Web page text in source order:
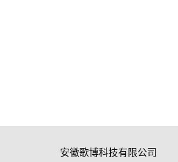
安徽歌博科技有限公司